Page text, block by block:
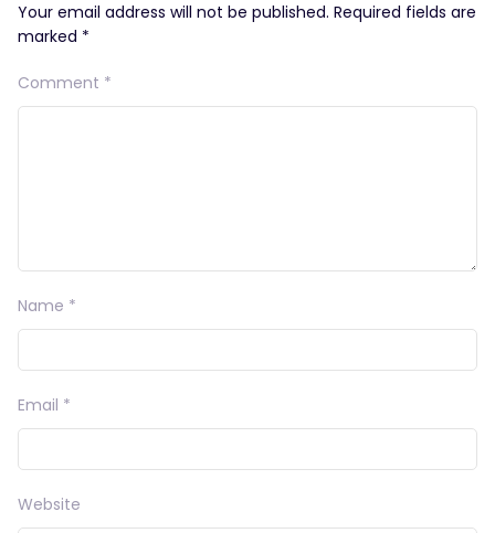
Your email address will not be published. Required fields are
marked *
Comment *
Name *
Email *
Website